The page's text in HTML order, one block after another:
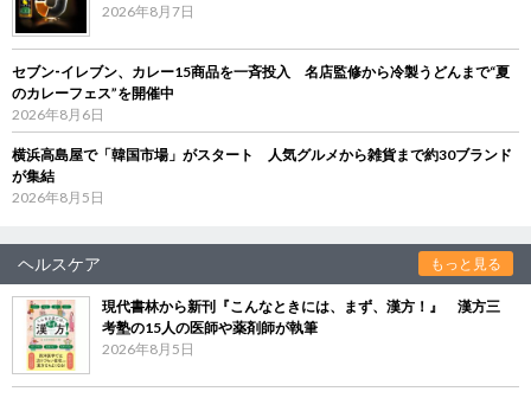
2026年8月7日
セブン‐イレブン、カレー15商品を一斉投入 名店監修から冷製うどんまで“夏
のカレーフェス”を開催中
2026年8月6日
横浜高島屋で「韓国市場」がスタート 人気グルメから雑貨まで約30ブランド
が集結
2026年8月5日
ヘルスケア もっと見る
現代書林から新刊『こんなときには、まず、漢方！』 漢方三
考塾の15人の医師や薬剤師が執筆
2026年8月5日